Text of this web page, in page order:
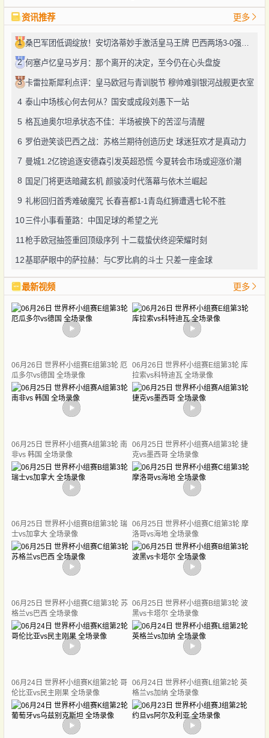
资讯推荐 更多
1
2 何塞卢忆皇马岁月：那个离开的决定，至今仍在心头盘旋
3 卡雷拉斯犀利点评：皇马欧冠与青训脱节 穆帅难驯银河战舰更衣室
4 泰山中场核心何去何从？国安或成段刘愚下一站
5 格瓦迪奥尔坦承状态不佳：半场被换下的苦涩与清醒
6 罗伯逊笑谈巴西之战：苏格兰期待创造历史 球迷狂欢才是真动力
7 曼城1.2亿镑追逐安德森引发英超恐慌 今夏转会市场或迎涨价潮
8 国足门将更迭暗藏玄机 颜骏凌时代落幕与依木兰崛起
9 礼彬回归首秀难破魔咒 长春喜都1-1青岛红狮遭遇七轮不胜
10三件小事看董路：中国足球的希望之光
11 枪手欧冠抽签重回顶级序列 十二载蛰伏终迎荣耀时刻
12基耶萨眼中的萨拉赫：与C罗比肩的斗士 只差一座金球
最新视频 更多
06月26日 世界杯小组赛E组第3轮 厄
瓜多尔vs德国 全场录像
06月26日 世界杯小组赛E组第3轮 库
拉索vs科特迪瓦 全场录像
06月25日 世界杯小组赛A组第3轮 南
非vs 韩国 全场录像
06月25日 世界杯小组赛A组第3轮 捷
克vs墨西哥 全场录像
06月25日 世界杯小组赛B组第3轮 瑞
士vs加拿大 全场录像
06月25日 世界杯小组赛C组第3轮 摩
洛哥vs海地 全场录像
06月25日 世界杯小组赛C组第3轮 苏
格兰vs巴西 全场录像
06月25日 世界杯小组赛B组第3轮 波
黑vs卡塔尔 全场录像
06月24日 世界杯小组赛K组第2轮 哥
伦比亚vs民主刚果 全场录像
06月24日 世界杯小组赛L组第2轮 英
格兰vs加纳 全场录像